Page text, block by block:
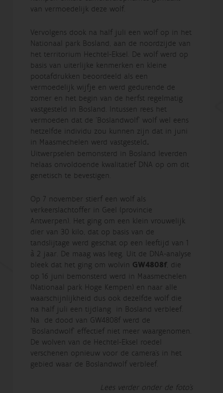
van vermoedelijk deze wolf.
Vervolgens dook na half juli een wolf op in het
Nationaal park Bosland, aan de noordzijde van
het territorium Hechtel-Eksel. De wolf werd op
basis van uiterlijke kenmerken en kleine
pootafdrukken beoordeeld als een
vermoedelijk wijfje en werd gedurende de
zomer en het begin van de herfst regelmatig
vastgesteld in Bosland. Intussen rees het
vermoeden dat de ‘Boslandwolf’ wolf wel eens
hetzelfde individu zou kunnen zijn dat in juni
in Maasmechelen werd vastgesteld.
Uitwerpselen bemonsterd in Bosland leverden
helaas onvoldoende kwalitatief DNA op om dit
genetisch te bevestigen.
Op 7 november stierf een wolf als
verkeerslachtoffer in Geel (provincie
Antwerpen). Het ging om een klein vrouwelijk
dier van 30 kilo, dat op basis van de
tandslijtage werd geschat op een leeftijd van 1
à 2 jaar. De maag was leeg. Uit de DNA-analyse
bleek dat het ging om wolvin GW4808f, die
op 16 juni bemonsterd werd in Maasmechelen
(Nationaal park Hoge Kempen) en naar alle
waarschijnlijkheid dus ook dezelfde wolf die
na half juli een tijdlang in Bosland verbleef.
Na de dood van GW4808f werd de
‘Boslandwolf’ effectief niet meer waargenomen.
De wolven van de Hechtel-Eksel roedel
verschenen opnieuw voor de camera’s in het
gebied waar de Boslandwolf verbleef.
Lees verder onder de foto's